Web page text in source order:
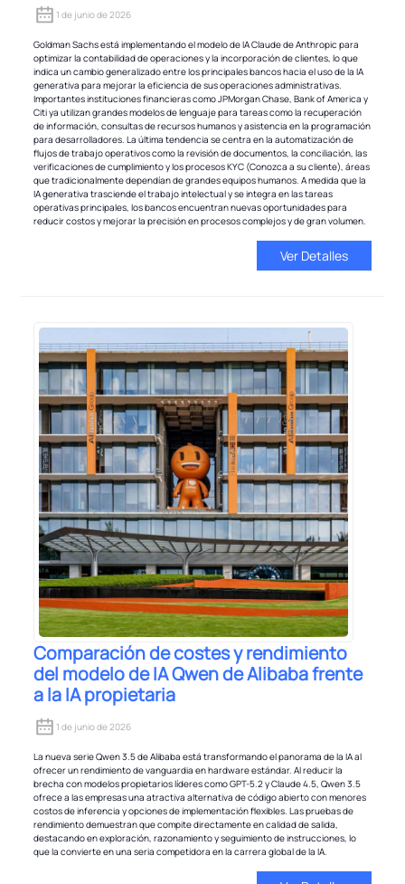
1 de junio de 2026
Goldman Sachs está implementando el modelo de IA Claude de Anthropic para
optimizar la contabilidad de operaciones y la incorporación de clientes, lo que
indica un cambio generalizado entre los principales bancos hacia el uso de la IA
generativa para mejorar la eficiencia de sus operaciones administrativas.
Importantes instituciones financieras como JPMorgan Chase, Bank of America y
Citi ya utilizan grandes modelos de lenguaje para tareas como la recuperación
de información, consultas de recursos humanos y asistencia en la programación
para desarrolladores. La última tendencia se centra en la automatización de
flujos de trabajo operativos como la revisión de documentos, la conciliación, las
verificaciones de cumplimiento y los procesos KYC (Conozca a su cliente), áreas
que tradicionalmente dependían de grandes equipos humanos. A medida que la
IA generativa trasciende el trabajo intelectual y se integra en las tareas
operativas principales, los bancos encuentran nuevas oportunidades para
reducir costos y mejorar la precisión en procesos complejos y de gran volumen.
Ver Detalles
Comparación de costes y rendimiento
del modelo de IA Qwen de Alibaba frente
a la IA propietaria
1 de junio de 2026
La nueva serie Qwen 3.5 de Alibaba está transformando el panorama de la IA al
ofrecer un rendimiento de vanguardia en hardware estándar. Al reducir la
brecha con modelos propietarios líderes como GPT-5.2 y Claude 4.5, Qwen 3.5
ofrece a las empresas una atractiva alternativa de código abierto con menores
costos de inferencia y opciones de implementación flexibles. Las pruebas de
rendimiento demuestran que compite directamente en calidad de salida,
destacando en exploración, razonamiento y seguimiento de instrucciones, lo
que la convierte en una seria competidora en la carrera global de la IA.